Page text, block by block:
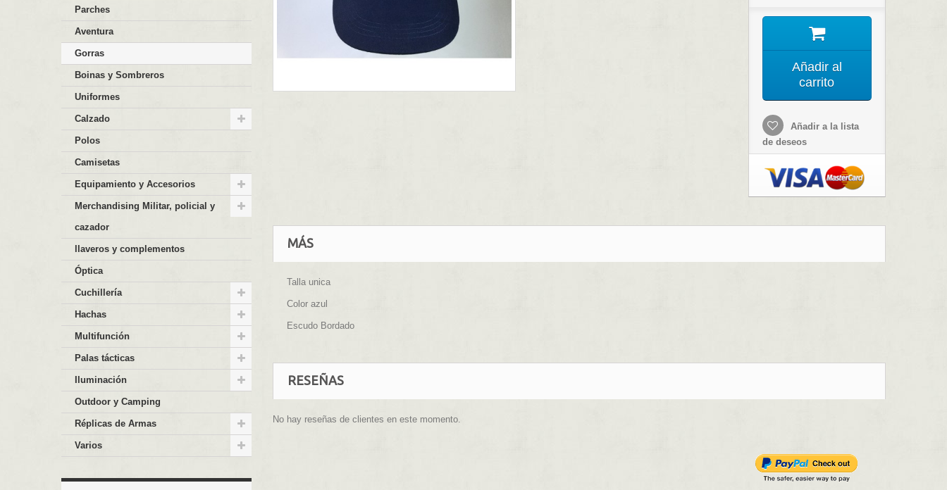
Parches
Aventura
Gorras
Boinas y Sombreros
Uniformes
Calzado
Polos
Camisetas
Equipamiento y Accesorios
Merchandising Militar, policial y
cazador
llaveros y complementos
Óptica
Cuchillería
Hachas
Multifunción
Palas tácticas
Iluminación
Outdoor y Camping
Réplicas de Armas
Varios
Añadir al
carrito
Añadir a la lista
de deseos
MÁS
Talla unica
Color azul
Escudo Bordado
RESEÑAS
No hay reseñas de clientes en este momento.